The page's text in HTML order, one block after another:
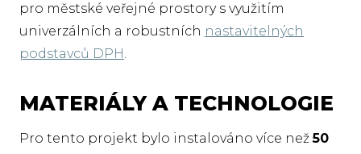
pro městské veřejné prostory s využitím
univerzálních a robustních nastavitelných
podstavců DPH.
MATERIÁLY A TECHNOLOGIE
Pro tento projekt bylo instalováno více než50